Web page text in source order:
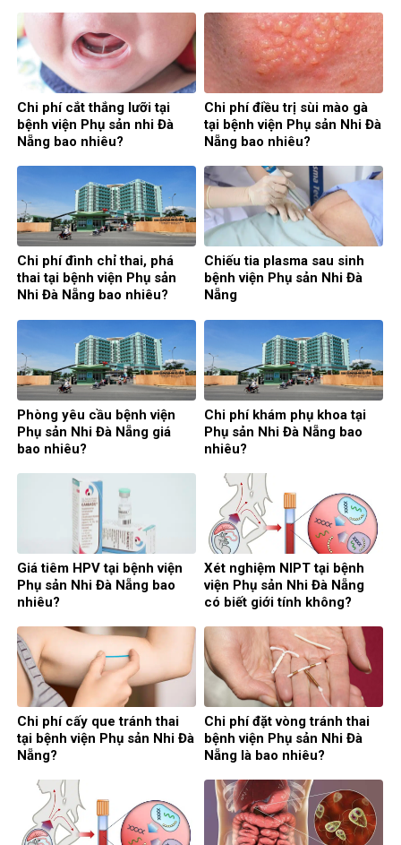
Chi phí cắt thắng lưỡi tại
bệnh viện Phụ sản nhi Đà
Nẵng bao nhiêu?
Chi phí điều trị sùi mào gà
tại bệnh viện Phụ sản Nhi Đà
Nẵng bao nhiêu?
Chi phí đình chỉ thai, phá
thai tại bệnh viện Phụ sản
Nhi Đà Nẵng bao nhiêu?
Chiếu tia plasma sau sinh
bệnh viện Phụ sản Nhi Đà
Nẵng
Phòng yêu cầu bệnh viện
Phụ sản Nhi Đà Nẵng giá
bao nhiêu?
Chi phí khám phụ khoa tại
Phụ sản Nhi Đà Nẵng bao
nhiêu?
Giá tiêm HPV tại bệnh viện
Phụ sản Nhi Đà Nẵng bao
nhiêu?
Xét nghiệm NIPT tại bệnh
viện Phụ sản Nhi Đà Nẵng
có biết giới tính không?
Chi phí cấy que tránh thai
tại bệnh viện Phụ sản Nhi Đà
Nẵng?
Chi phí đặt vòng tránh thai
bệnh viện Phụ sản Nhi Đà
Nẵng là bao nhiêu?